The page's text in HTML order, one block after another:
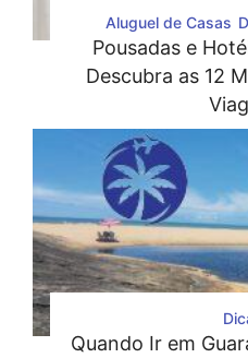
Aluguel de Casas
Pousadas e
Descubra as 12
Quando Ir em